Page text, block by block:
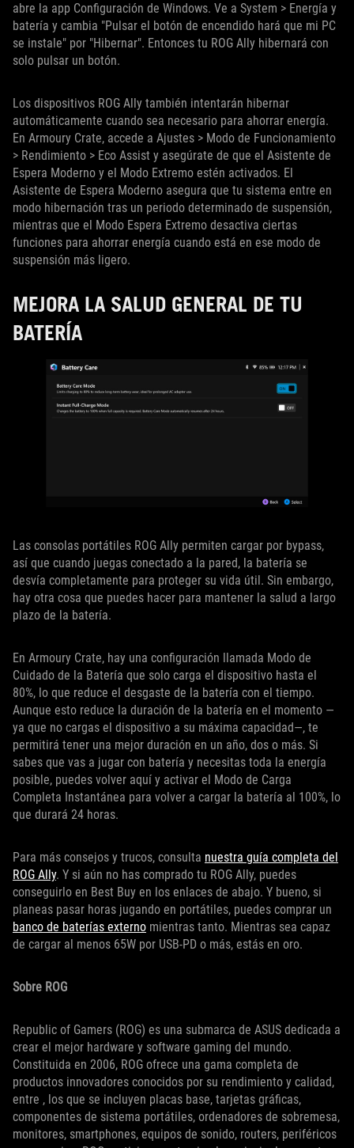
abre la app Configuración de Windows. Ve a System > Energía y
batería y cambia "Pulsar el botón de encendido hará que mi PC
se instale" por "Hibernar". Entonces tu ROG Ally hibernará con
solo pulsar un botón.
Los dispositivos ROG Ally también intentarán hibernar
automáticamente cuando sea necesario para ahorrar energía.
En Armoury Crate, accede a Ajustes > Modo de Funcionamiento
> Rendimiento > Eco Assist y asegúrate de que el Asistente de
Espera Moderno y el Modo Extremo estén activados. El
Asistente de Espera Moderno asegura que tu sistema entre en
modo hibernación tras un periodo determinado de suspensión,
mientras que el Modo Espera Extremo desactiva ciertas
funciones para ahorrar energía cuando está en ese modo de
suspensión más ligero.
MEJORA LA SALUD GENERAL DE TU
BATERÍA
Las consolas portátiles ROG Ally permiten cargar por bypass,
así que cuando juegas conectado a la pared, la batería se
desvía completamente para proteger su vida útil. Sin embargo,
hay otra cosa que puedes hacer para mantener la salud a largo
plazo de la batería.
En Armoury Crate, hay una configuración llamada Modo de
Cuidado de la Batería que solo carga el dispositivo hasta el
80%, lo que reduce el desgaste de la batería con el tiempo.
Aunque esto reduce la duración de la batería en el momento —
ya que no cargas el dispositivo a su máxima capacidad—, te
permitirá tener una mejor duración en un año, dos o más. Si
sabes que vas a jugar con batería y necesitas toda la energía
posible, puedes volver aquí y activar el Modo de Carga
Completa Instantánea para volver a cargar la batería al 100%, lo
que durará 24 horas.
Para más consejos y trucos, consulta nuestra guía completa del
ROG Ally. Y si aún no has comprado tu ROG Ally, puedes
conseguirlo en Best Buy en los enlaces de abajo. Y bueno, si
planeas pasar horas jugando en portátiles, puedes comprar un
banco de baterías externo mientras tanto. Mientras sea capaz
de cargar al menos 65W por USB-PD o más, estás en oro.
Sobre ROG
Republic of Gamers (ROG) es una submarca de ASUS dedicada a
crear el mejor hardware y software gaming del mundo.
Constituida en 2006, ROG ofrece una gama completa de
productos innovadores conocidos por su rendimiento y calidad,
entre , los que se incluyen placas base, tarjetas gráficas,
componentes de sistema portátiles, ordenadores de sobremesa,
monitores, smartphones, equipos de sonido, routers, periféricos